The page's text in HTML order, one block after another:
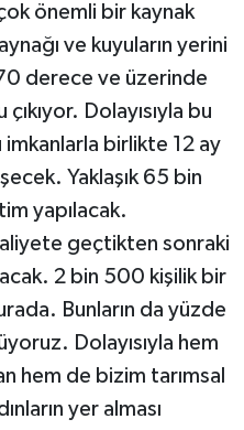
önemli bir kaynak
ve kuyuların yerini
derece ve üzerinde
Dolayısıyla bu
birlikte 12 ay
Yaklaşık 65 bin
yapılacak.
geçtikten sonraki
2 bin 500 kişilik bir
Bunların da yüzde
Dolayısıyla hem
hem de bizim tarımsal
yer alması